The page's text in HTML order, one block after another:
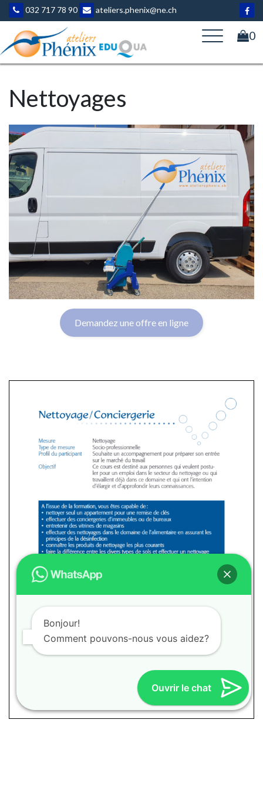
Aller
contenu
032 717 78 90 ateliers.phenix@ne.ch
0
Nettoyages
Demandez une offre en ligne
Bonjour!
Comment pouvons-nous vous aidez?
Ouvrir le chat